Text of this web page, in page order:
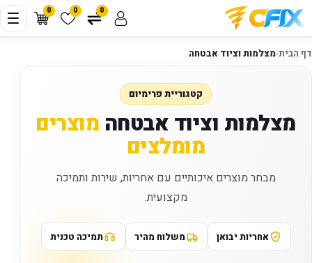
0 0 0
דף הבית‹מצלמות וציוד אבטחה
קטגוריית פרימיום
מצלמות וציוד אבטחה מוצרים
מומלצים
מבחר מוצרים איכותיים עם אחריות, שירות ותמיכה
מקצועית.
אחריות יבואן משלוח מהיר תמיכה טכנית